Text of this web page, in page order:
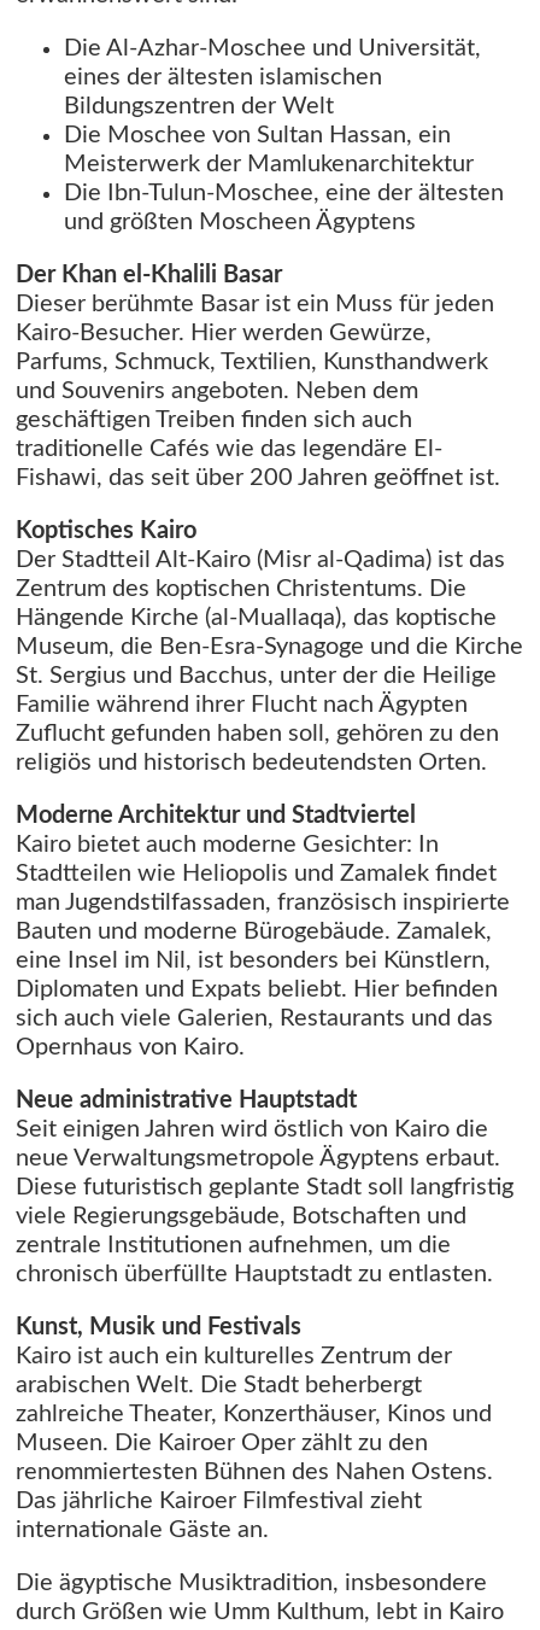
Die Al-Azhar-Moschee und Universität,
eines der ältesten islamischen
Bildungszentren der Welt
Die Moschee von Sultan Hassan, ein
Meisterwerk der Mamlukenarchitektur
Die Ibn-Tulun-Moschee, eine der ältesten
und größten Moscheen Ägyptens
Der Khan el-Khalili Basar
Dieser berühmte Basar ist ein Muss für jeden
Kairo-Besucher. Hier werden Gewürze,
Parfums, Schmuck, Textilien, Kunsthandwerk
und Souvenirs angeboten. Neben dem
geschäftigen Treiben finden sich auch
traditionelle Cafés wie das legendäre El-
Fishawi, das seit über 200 Jahren geöffnet ist.
Koptisches Kairo
Der Stadtteil Alt-Kairo (Misr al-Qadima) ist das
Zentrum des koptischen Christentums. Die
Hängende Kirche (al-Muallaqa), das koptische
Museum, die Ben-Esra-Synagoge und die Kirche
St. Sergius und Bacchus, unter der die Heilige
Familie während ihrer Flucht nach Ägypten
Zuflucht gefunden haben soll, gehören zu den
religiös und historisch bedeutendsten Orten.
Moderne Architektur und Stadtviertel
Kairo bietet auch moderne Gesichter: In
Stadtteilen wie Heliopolis und Zamalek findet
man Jugendstilfassaden, französisch inspirierte
Bauten und moderne Bürogebäude. Zamalek,
eine Insel im Nil, ist besonders bei Künstlern,
Diplomaten und Expats beliebt. Hier befinden
sich auch viele Galerien, Restaurants und das
Opernhaus von Kairo.
Neue administrative Hauptstadt
Seit einigen Jahren wird östlich von Kairo die
neue Verwaltungsmetropole Ägyptens erbaut.
Diese futuristisch geplante Stadt soll langfristig
viele Regierungsgebäude, Botschaften und
zentrale Institutionen aufnehmen, um die
chronisch überfüllte Hauptstadt zu entlasten.
Kunst, Musik und Festivals
Kairo ist auch ein kulturelles Zentrum der
arabischen Welt. Die Stadt beherbergt
zahlreiche Theater, Konzerthäuser, Kinos und
Museen. Die Kairoer Oper zählt zu den
renommiertesten Bühnen des Nahen Ostens.
Das jährliche Kairoer Filmfestival zieht
internationale Gäste an.
Die ägyptische Musiktradition, insbesondere
durch Größen wie Umm Kulthum, lebt in Kairo